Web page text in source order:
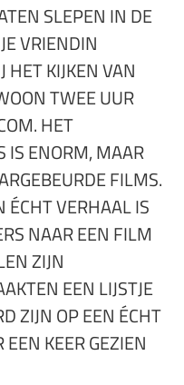
SLEPEN IN DE
VRIENDIN
HET KIJKEN VAN
TWEE UUR
HET
IS ENORM, MAAR
FILMS.
ÉCHT VERHAAL IS
NAAR EEN FILM
ZIJN
EEN LIJSTJE
ZIJN OP EEN ÉCHT
KEER GEZIEN